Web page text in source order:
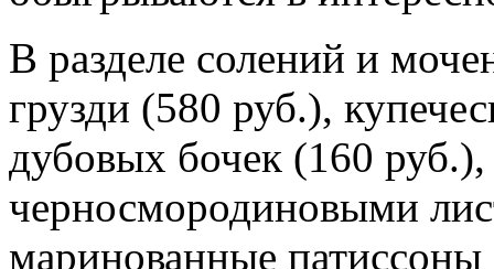
В разделе солений и
грузди (580 руб.),
дубовых бочек (160
черносмородиновыми
маринованные